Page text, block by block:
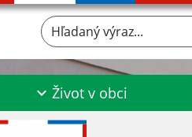
Hľadaný výraz...
Život v obci